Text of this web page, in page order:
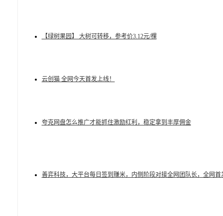
【绿树果园】 大树可转移，参考价3.12元/棵
云创猫 全网今天首发上线！
夸克网盘怎么推广才能抓住激励红利，稳定拿到丰厚佣金
善弈科技，大平台每日签到赚米，内侧阶段对接全网团队长，全网首